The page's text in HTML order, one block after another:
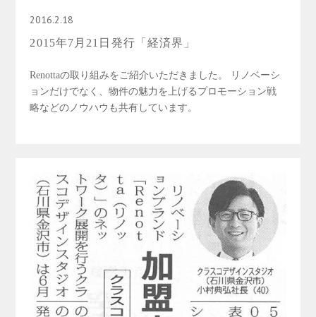
2016.2.18
2015年7月21日発行「経済界」
Renottaの取り組みをご紹介いただきました。 リノベーシ
ョンだけでなく、物件の魅力を上げるプロモーション戦
略などのノウハウも共有しています。